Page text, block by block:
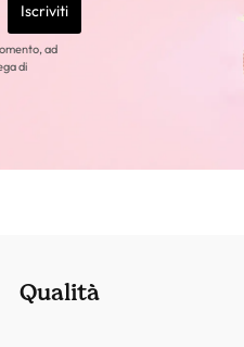
Iscriviti
ad
di
Qualità